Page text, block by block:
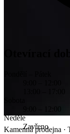
Kamenná prodejna ·
Neděle
Zavřeno